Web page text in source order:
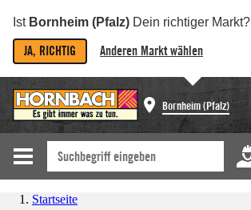
Ist Bornheim (Pfalz) Dein richtiger Markt?
JA, RICHTIG Anderen Markt wählen
Bornheim (Pfalz)
Startseite